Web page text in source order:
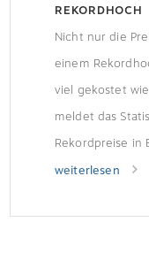
REKORDHOCH
Nicht nur die
einem
viel gekostet
meldet das
Rekordpreise in
Statistische
im Jahr 2019
weiterlesen